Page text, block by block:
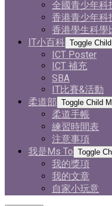
全國青少年科
香港青少年科
香港學生科學
IT小百科 Toggle
ICT Poster
ICT 補充
SBA
IT比賽&活動
柔道部 Toggle Child
柔道手帳
練習時間表
注意事項
我是Ms To Toggle
我的獎項
我的文章
自家小玩意